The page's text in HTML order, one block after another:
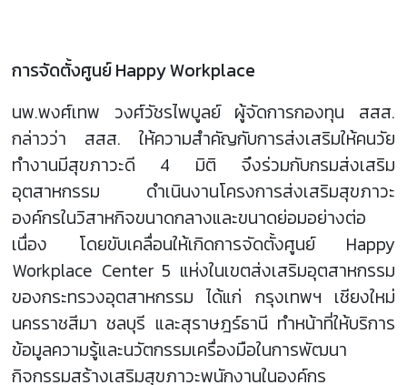
การจัดตั้งศูนย์ Happy Workplace
นพ.พงศ์เทพ วงศ์วัชรไพบูลย์ ผู้จัดการกองทุน สสส.
กล่าวว่า สสส. ให้ความสำคัญกับการส่งเสริมให้คนวัย
ทำงานมีสุขภาวะดี 4 มิติ จึงร่วมกับกรมส่งเสริม
อุตสาหกรรม ดำเนินงานโครงการส่งเสริมสุขภาวะ
องค์กรในวิสาหกิจขนาดกลางและขนาดย่อมอย่างต่อ
เนื่อง โดยขับเคลื่อนให้เกิดการจัดตั้งศูนย์ Happy
Workplace Center 5 แห่งในเขตส่งเสริมอุตสาหกรรม
ของกระทรวงอุตสาหกรรม ได้แก่ กรุงเทพฯ เชียงใหม่
นครราชสีมา ชลบุรี และสุราษฎร์ธานี ทำหน้าที่ให้บริการ
ข้อมูลความรู้และนวัตกรรมเครื่องมือในการพัฒนา
กิจกรรมสร้างเสริมสุขภาวะพนักงานในองค์กร